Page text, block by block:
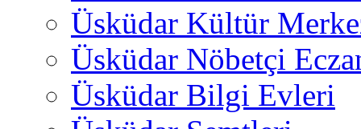
Üsküdar Kültür
Üsküdar Nöbetçi
Üsküdar Bilgi Evleri